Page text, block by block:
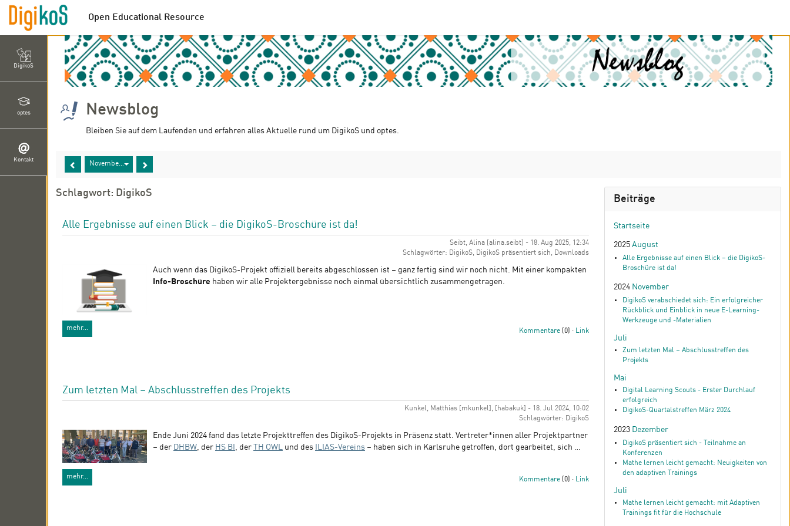
Open Educational Resource
DigikoS
optes
Kontakt
Newsblog
Bleiben Sie auf dem Laufenden und erfahren alles Aktuelle rund um DigikoS und optes.
November 2024
Schlagwort: DigikoS
Alle Ergebnisse auf einen Blick – die DigikoS-Broschüre ist da!
Seibt, Alina [alina.seibt] - 18. Aug 2025, 12:34
Schlagwörter: DigikoS, DigikoS präsentiert sich, Downloads
Auch wenn das DigikoS-Projekt offiziell bereits abgeschlossen ist – ganz fertig sind wir noch nicht. Mit einer kompakten
Info-Broschüre haben wir alle Projektergebnisse noch einmal übersichtlich zusammengetragen.
mehr… Kommentare (0) · Link
Zum letzten Mal – Abschlusstreffen des Projekts
Kunkel, Matthias [mkunkel], [habakuk] - 18. Jul 2024, 10:02
Schlagwörter: DigikoS
Ende Juni 2024 fand das letzte Projekttreffen des DigikoS-Projekts in Präsenz statt. Vertreter*innen aller Projektpartner
– der DHBW, der HS BI , der TH OWL und des ILIAS-Vereins – haben sich in Karlsruhe getroffen, dort gearbeitet, sich …
mehr… Kommentare (0) · Link
Beiträge
Startseite
2025 August
Alle Ergebnisse auf einen Blick – die DigikoS-
Broschüre ist da!
2024 November
DigikoS verabschiedet sich: Ein erfolgreicher
Rückblick und Einblick in neue E-Learning-
Werkzeuge und -Materialien
Juli
Zum letzten Mal – Abschlusstreffen des
Projekts
Mai
Digital Learning Scouts - Erster Durchlauf
erfolgreich
DigikoS-Quartalstreffen März 2024
2023 Dezember
DigikoS präsentiert sich - Teilnahme an
Konferenzen
Mathe lernen leicht gemacht: Neuigkeiten von
den adaptiven Trainings
Juli
Mathe lernen leicht gemacht: mit Adaptiven
Trainings fit für die Hochschule